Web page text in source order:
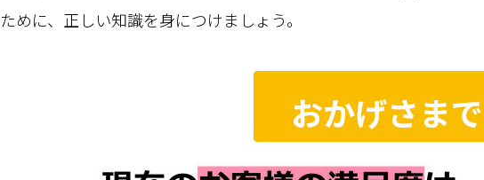
ために、正しい知識を身につけましょう。